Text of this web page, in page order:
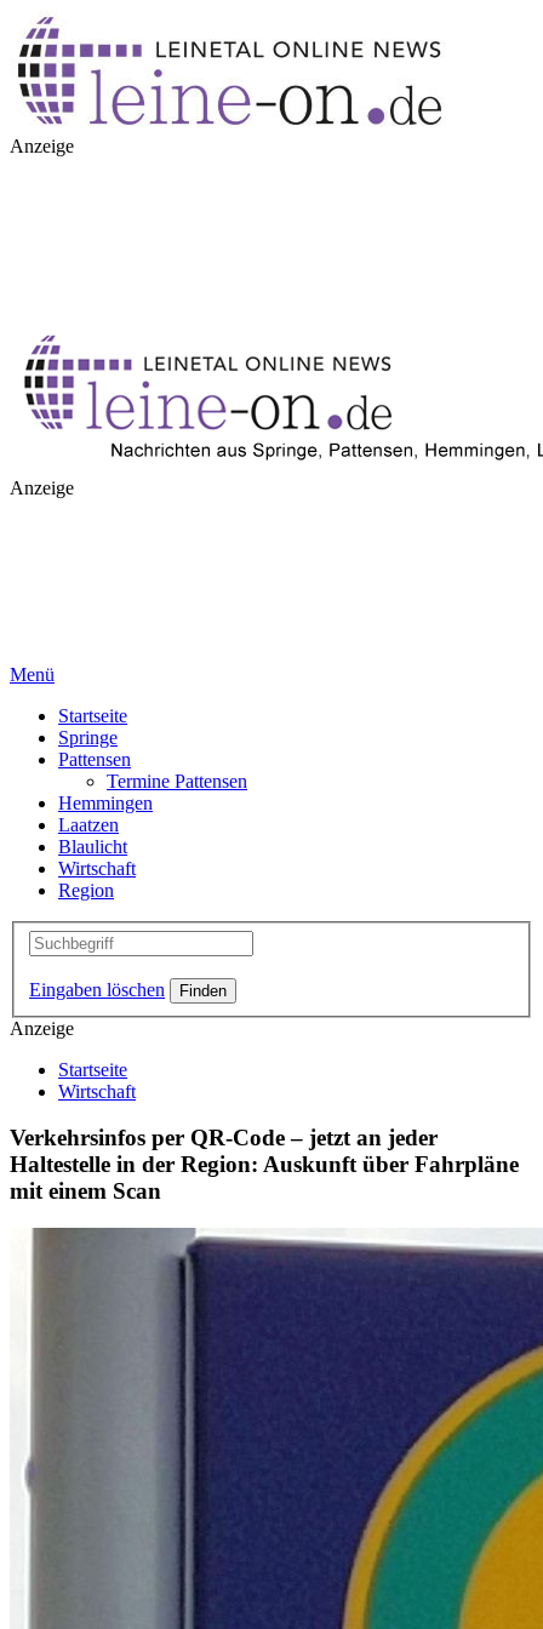
Anzeige
Anzeige
Menü
Startseite
Springe
Pattensen
Termine Pattensen
Hemmingen
Laatzen
Blaulicht
Wirtschaft
Region
Eingaben löschen
Anzeige
Startseite
Wirtschaft
Verkehrsinfos per QR-Code – jetzt an jeder
Haltestelle in der Region: Auskunft über Fahrpläne
mit einem Scan